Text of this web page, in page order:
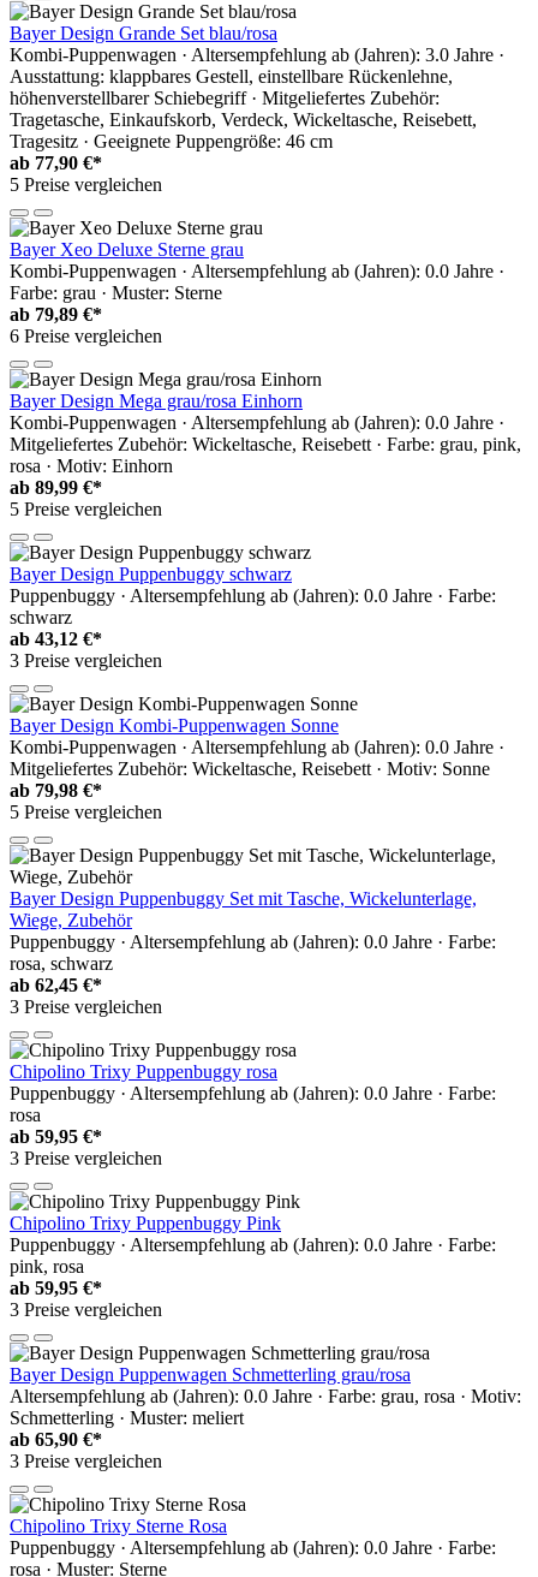
Bayer Design Grande Set blau/rosa
Kombi-Puppenwagen · Altersempfehlung ab (Jahren): 3.0 Jahre ·
Ausstattung: klappbares Gestell, einstellbare Rückenlehne,
höhenverstellbarer Schiebegriff · Mitgeliefertes Zubehör:
Tragetasche, Einkaufskorb, Verdeck, Wickeltasche, Reisebett,
Tragesitz · Geeignete Puppengröße: 46 cm
ab 77,90 €*
5 Preise vergleichen
Bayer Xeo Deluxe Sterne grau
Kombi-Puppenwagen · Altersempfehlung ab (Jahren): 0.0 Jahre ·
Farbe: grau · Muster: Sterne
ab 79,89 €*
6 Preise vergleichen
Bayer Design Mega grau/rosa Einhorn
Kombi-Puppenwagen · Altersempfehlung ab (Jahren): 0.0 Jahre ·
Mitgeliefertes Zubehör: Wickeltasche, Reisebett · Farbe: grau, pink,
rosa · Motiv: Einhorn
ab 89,99 €*
5 Preise vergleichen
Bayer Design Puppenbuggy schwarz
Puppenbuggy · Altersempfehlung ab (Jahren): 0.0 Jahre · Farbe:
schwarz
ab 43,12 €*
3 Preise vergleichen
Bayer Design Kombi-Puppenwagen Sonne
Kombi-Puppenwagen · Altersempfehlung ab (Jahren): 0.0 Jahre ·
Mitgeliefertes Zubehör: Wickeltasche, Reisebett · Motiv: Sonne
ab 79,98 €*
5 Preise vergleichen
Bayer Design Puppenbuggy Set mit Tasche, Wickelunterlage,
Wiege, Zubehör
Puppenbuggy · Altersempfehlung ab (Jahren): 0.0 Jahre · Farbe:
rosa, schwarz
ab 62,45 €*
3 Preise vergleichen
Chipolino Trixy Puppenbuggy rosa
Puppenbuggy · Altersempfehlung ab (Jahren): 0.0 Jahre · Farbe:
rosa
ab 59,95 €*
3 Preise vergleichen
Chipolino Trixy Puppenbuggy Pink
Puppenbuggy · Altersempfehlung ab (Jahren): 0.0 Jahre · Farbe:
pink, rosa
ab 59,95 €*
3 Preise vergleichen
Bayer Design Puppenwagen Schmetterling grau/rosa
Altersempfehlung ab (Jahren): 0.0 Jahre · Farbe: grau, rosa · Motiv:
Schmetterling · Muster: meliert
ab 65,90 €*
3 Preise vergleichen
Chipolino Trixy Sterne Rosa
Puppenbuggy · Altersempfehlung ab (Jahren): 0.0 Jahre · Farbe:
rosa · Muster: Sterne